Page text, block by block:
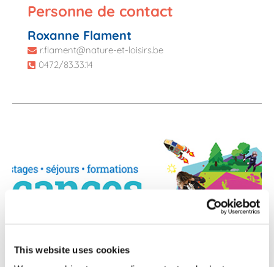
This website uses cookies
Personne de contact
Roxanne Flament
r.flament@nature-et-loisirs.be
0472/83.33.14